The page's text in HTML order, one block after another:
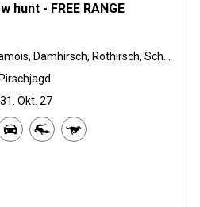
hunt - FREE RANGE
Okt. 27